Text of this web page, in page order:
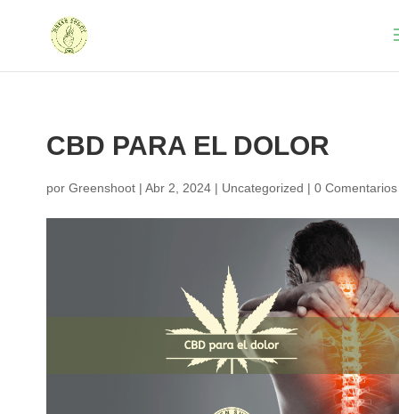
CBD PARA EL DOLOR
por Greenshoot | Abr 2, 2024 | Uncategorized | 0 Comentarios